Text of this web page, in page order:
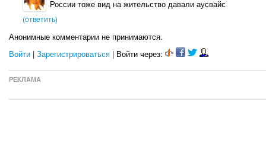
России тоже вид на жительство давали аусвайс
(ответить)
Анонимные комментарии не принимаются.
Войти | Зарегистрироваться | Войти через:
РЕКЛАМА